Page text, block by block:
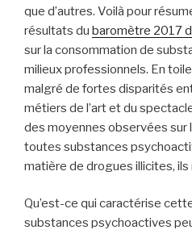
que d’autres. Voilà pour
résultats du baromètre 2017
sur la consommation de
milieux professionnels. En
malgré de fortes disparités
métiers de l’art et du
des moyennes observées sur
toutes substances
matière de drogues illicites,
Qu’est-ce qui caractérise
substances psychoactives